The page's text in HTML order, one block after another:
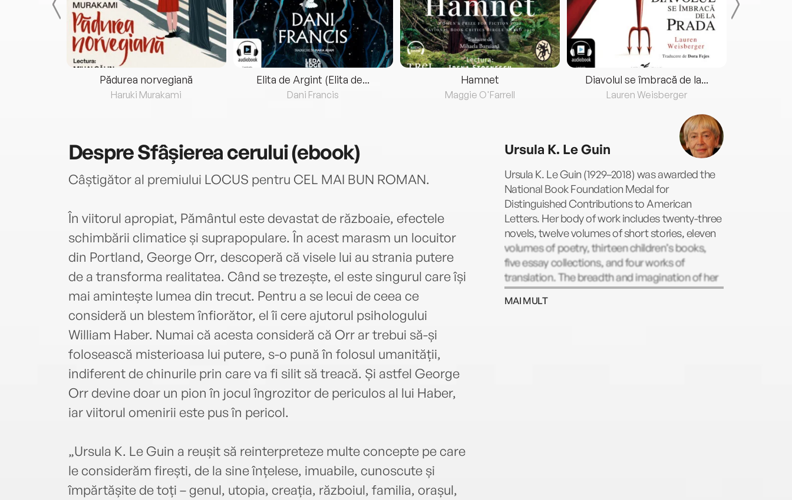
Pădurea norvegiană
Haruki Murakami
Elita de Argint (Elita de...
Dani Francis
Hamnet
Maggie O'Farrell
Diavolul se îmbracă de la...
Lauren Weisberger
DespreSfâșierea cerului (ebook)
Câștigător al premiului LOCUS pentru CEL MAI BUN ROMAN.
În viitorul apropiat, Pământul este devastat de războaie, efectele
schimbării climatice și suprapopulare. În acest marasm un locuitor
din Portland, George Orr, descoperă că visele lui au strania putere
de a transforma realitatea. Când se trezește, el este singurul care își
mai amintește lumea din trecut. Pentru a se lecui de ceea ce
consideră un blestem înfiorător, el îi cere ajutorul psihologului
William Haber. Numai că acesta consideră că Orr ar trebui să-și
folosească misterioasa lui putere, s-o pună în folosul umanității,
indiferent de chinurile prin care va fi silit să treacă. Și astfel George
Orr devine doar un pion în jocul îngrozitor de periculos al lui Haber,
iar viitorul omenirii este pus în pericol.
„Ursula K. Le Guin a reușit să reinterpreteze multe concepte pe care
le considerăm firești, de la sine înțelese, imuabile, cunoscute și
împărtășite de toți – genul, utopia, creația, războiul, familia, orașul,
Ursula K. Le Guin
Ursula K. Le Guin (1929–2018) was awarded the
National Book Foundation Medal for
Distinguished Contributions to American
Letters. Her body of work includes twenty-three
novels, twelve volumes of short stories, eleven
volumes of poetry, thirteen children’s books,
five essay collections, and four works of
translation. The breadth and imagination of her
work earned her six Nebula Awards, seven Hugo
Awards, and the Science Fiction Writers of
MAI MULT